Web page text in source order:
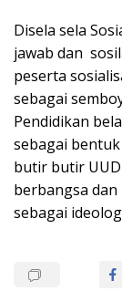
Disela sela
jawab dan
peserta
sebagai
Pendidikan
sebagai
butir butir
berbangsa
sebagai